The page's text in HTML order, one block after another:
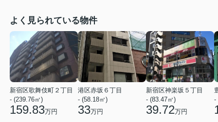
よく見られている物件
新宿区歌舞伎町２丁目
- (239.76㎡)
159.83万円
港区赤坂６丁目
- (58.18㎡)
33万円
新宿区神楽坂５丁目
- (83.47㎡)
39.72万円
-